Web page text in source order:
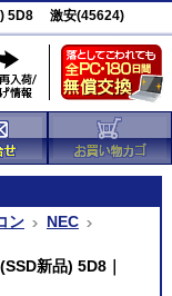
) 5D8 激安(45624)
ン
NEC
新品) 5D8｜